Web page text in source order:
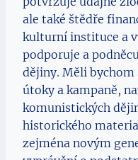
ale také štědře
kulturní instituce a
podporuje a
dějiny. Měli bychom
útoky a kampaně,
komunistických
historického
zejména novým